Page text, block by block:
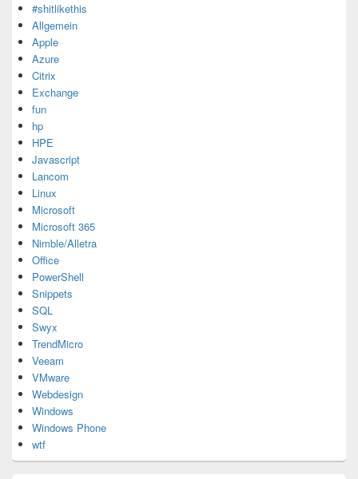
#shitlikethis
Allgemein
Apple
Azure
Citrix
Exchange
fun
hp
HPE
Javascript
Lancom
Linux
Microsoft
Microsoft 365
Nimble/Alletra
Office
PowerShell
Snippets
SQL
Swyx
TrendMicro
Veeam
VMware
Webdesign
Windows
Windows Phone
wtf